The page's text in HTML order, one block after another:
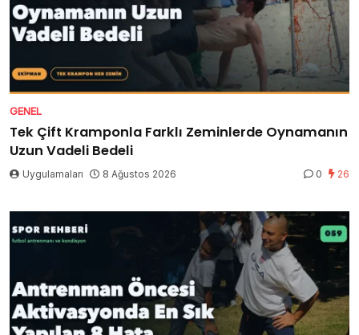
GENEL
Tek Çift Kramponla Farklı Zeminlerde Oynamanın
Uzun Vadeli Bedeli
Uygulamaları 8 Ağustos 2026 0 26